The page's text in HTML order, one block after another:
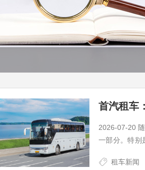
首汽租车
2026-07-20
一部分。特别
化成本结构
业报价与定制
租车新闻